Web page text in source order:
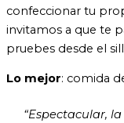
confeccionar tu
invitamos a que te
pruebes desde el
Lo mejor: comida
“Espectacular,